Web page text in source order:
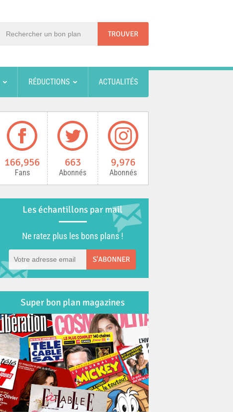
RÉDUCTIONS ACTUALITÉS
166,956
Fans
663
Abonnés
9,976
Abonnés
Les échantillons par mail
Ne ratez plus les bons plans !
S'ABONNER
Super bon plan magazines